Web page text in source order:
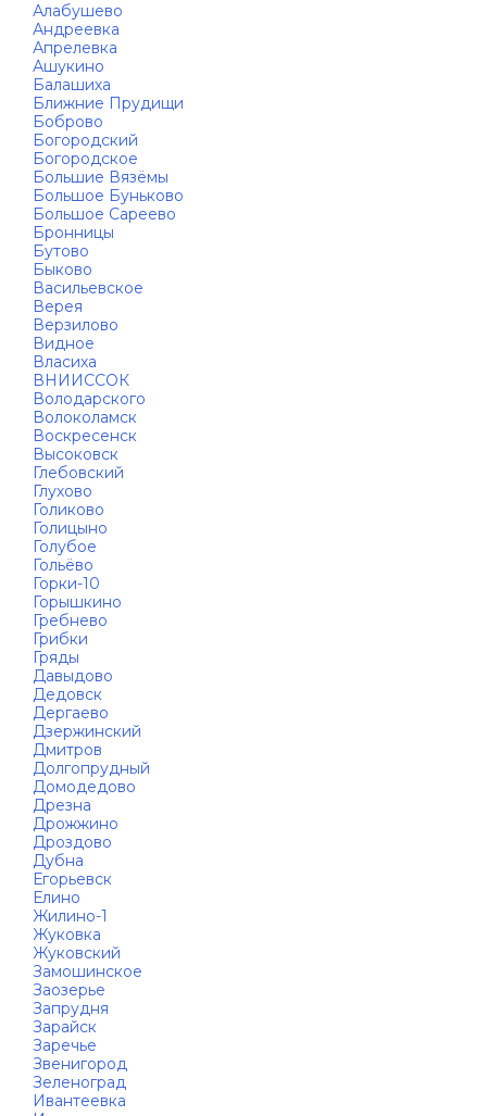
Алабушево
Андреевка
Апрелевка
Ашукино
Балашиха
Ближние Прудищи
Боброво
Богородский
Богородское
Большие Вязёмы
Большое Буньково
Большое Сареево
Бронницы
Бутово
Быково
Васильевское
Верея
Верзилово
Видное
Власиха
ВНИИССОК
Володарского
Волоколамск
Воскресенск
Высоковск
Глебовский
Глухово
Голиково
Голицыно
Голубое
Гольёво
Горки-10
Горышкино
Гребнево
Грибки
Гряды
Давыдово
Дедовск
Дергаево
Дзержинский
Дмитров
Долгопрудный
Домодедово
Дрезна
Дрожжино
Дроздово
Дубна
Егорьевск
Елино
Жилино-1
Жуковка
Жуковский
Замошинское
Заозерье
Запрудня
Зарайск
Заречье
Звенигород
Зеленоград
Ивантеевка